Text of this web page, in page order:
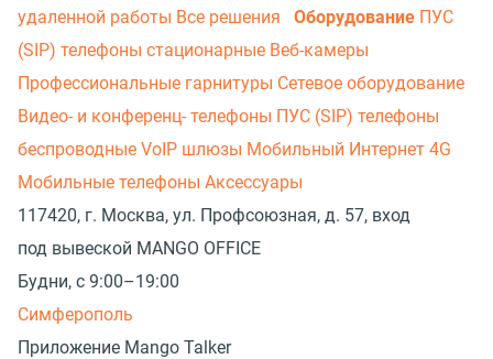
удаленной работы Все решения Оборудование ПУС
(SIP) телефоны стационарные Веб-камеры
Профессиональные гарнитуры Сетевое оборудование
Видео- и конференц- телефоны ПУС (SIP) телефоны
беспроводные VoIP шлюзы Мобильный Интернет 4G
Мобильные телефоны Аксессуары
117420, г. Москва, ул. Профсоюзная, д. 57, вход
под вывеской MANGO OFFICE
Будни, с 9:00–19:00
Симферополь
Приложение Mango Talker